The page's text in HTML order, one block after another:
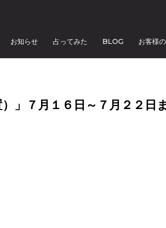
お知らせ 占ってみた BLOG お客様
」７月１６日～７月２２日